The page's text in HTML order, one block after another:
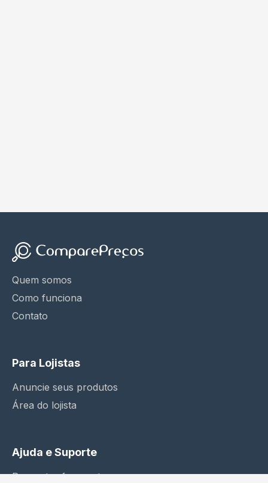
Quem somos
Como funciona
Contato
Para Lojistas
Anuncie seus produtos
Área do lojista
Ajuda e Suporte
Perguntas frequentes